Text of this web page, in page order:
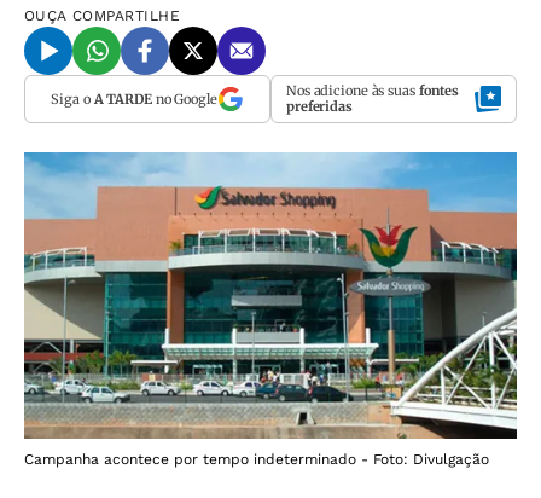
OUÇA COMPARTILHE
Siga o A TARDEno Google Nos adicione às suas fontes
preferidas
Campanha acontece por tempo indeterminado - Foto: Divulgação